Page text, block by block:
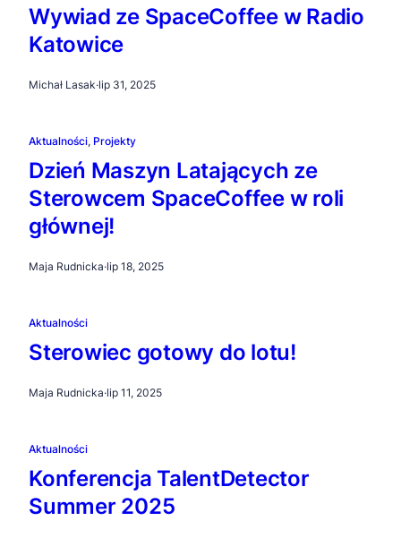
Wywiad ze SpaceCoffee w Radio
Katowice
Michał Lasak·lip 31, 2025
Aktualności, Projekty
Dzień Maszyn Latających ze
Sterowcem SpaceCoffee w roli
głównej!
Maja Rudnicka·lip 18, 2025
Aktualności
Sterowiec gotowy do lotu!
Maja Rudnicka·lip 11, 2025
Aktualności
Konferencja TalentDetector
Summer 2025